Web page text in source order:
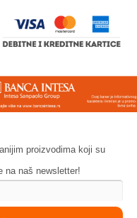
proizvodima koji su
na naš newsletter!